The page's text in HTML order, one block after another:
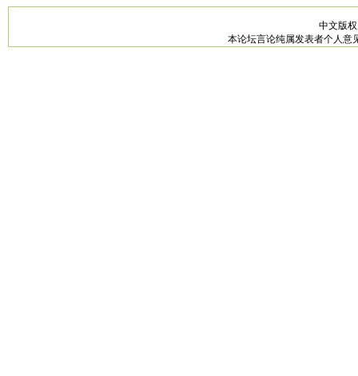
中文版
本论坛言论纯属发表者个人意